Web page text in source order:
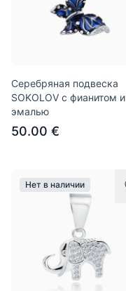
Серебряная подвеска
SOKOLOV с фианитом и
эмалью
50.00 €
Нет в наличии